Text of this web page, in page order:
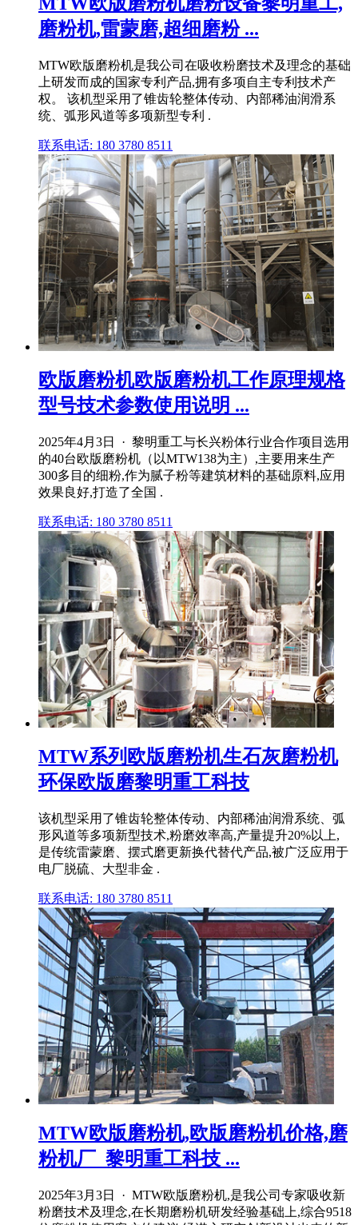
磨粉机,雷蒙磨,超细磨粉 ...
MTW欧版磨粉机是我公司在吸收粉磨技术及理念的基础
上研发而成的国家专利产品,拥有多项自主专利技术产
权。 该机型采用了锥齿轮整体传动、内部稀油润滑系
统、弧形风道等多项新型专利 .
联系电话: 180 3780 8511
欧版磨粉机欧版磨粉机工作原理规格
型号技术参数使用说明 ...
2025年4月3日 · 黎明重工与长兴粉体行业合作项目选用
的40台欧版磨粉机（以MTW138为主）,主要用来生产
300多目的细粉,作为腻子粉等建筑材料的基础原料,应用
效果良好,打造了全国 .
联系电话: 180 3780 8511
MTW系列欧版磨粉机生石灰磨粉机
环保欧版磨黎明重工科技
该机型采用了锥齿轮整体传动、内部稀油润滑系统、弧
形风道等多项新型技术,粉磨效率高,产量提升20%以上,
是传统雷蒙磨、摆式磨更新换代替代产品,被广泛应用于
电厂脱硫、大型非金 .
联系电话: 180 3780 8511
MTW欧版磨粉机,欧版磨粉机价格,磨
粉机厂_黎明重工科技 ...
2025年3月3日 · MTW欧版磨粉机,是我公司专家吸收新
粉磨技术及理念,在长期磨粉机研发经验基础上,综合9518